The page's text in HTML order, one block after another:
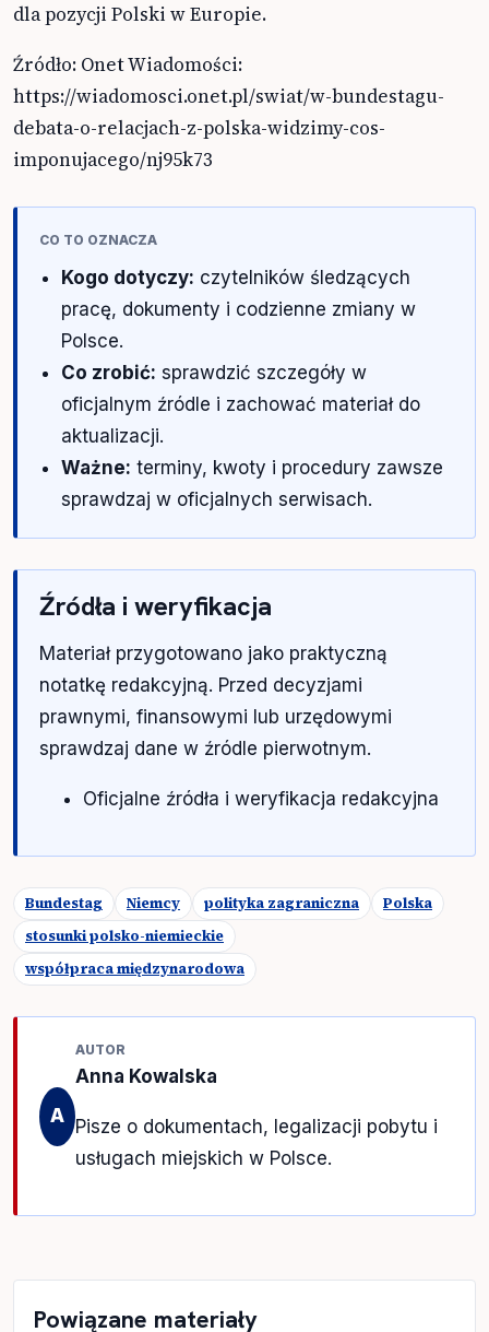
dla pozycji Polski w Europie.
Źródło: Onet Wiadomości:
https://wiadomosci.onet.pl/swiat/w-bundestagu-
debata-o-relacjach-z-polska-widzimy-cos-
imponujacego/nj95k73
CO TO OZNACZA
Kogo dotyczy: czytelników śledzących
pracę, dokumenty i codzienne zmiany w
Polsce.
Co zrobić: sprawdzić szczegóły w
oficjalnym źródle i zachować materiał do
aktualizacji.
Ważne: terminy, kwoty i procedury zawsze
sprawdzaj w oficjalnych serwisach.
Źródła i weryfikacja
Materiał przygotowano jako praktyczną
notatkę redakcyjną. Przed decyzjami
prawnymi, finansowymi lub urzędowymi
sprawdzaj dane w źródle pierwotnym.
Oficjalne źródła i weryfikacja redakcyjna
Bundestag Niemcy polityka zagraniczna
Polska
stosunki polsko-niemieckie
współpraca międzynarodowa
A
AUTOR
Anna Kowalska
Pisze o dokumentach, legalizacji pobytu i
usługach miejskich w Polsce.
Powiązane materiały